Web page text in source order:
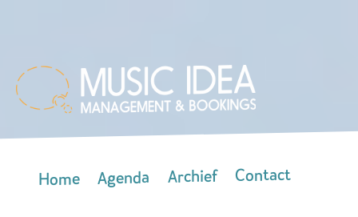
Home Agenda Archief Contact